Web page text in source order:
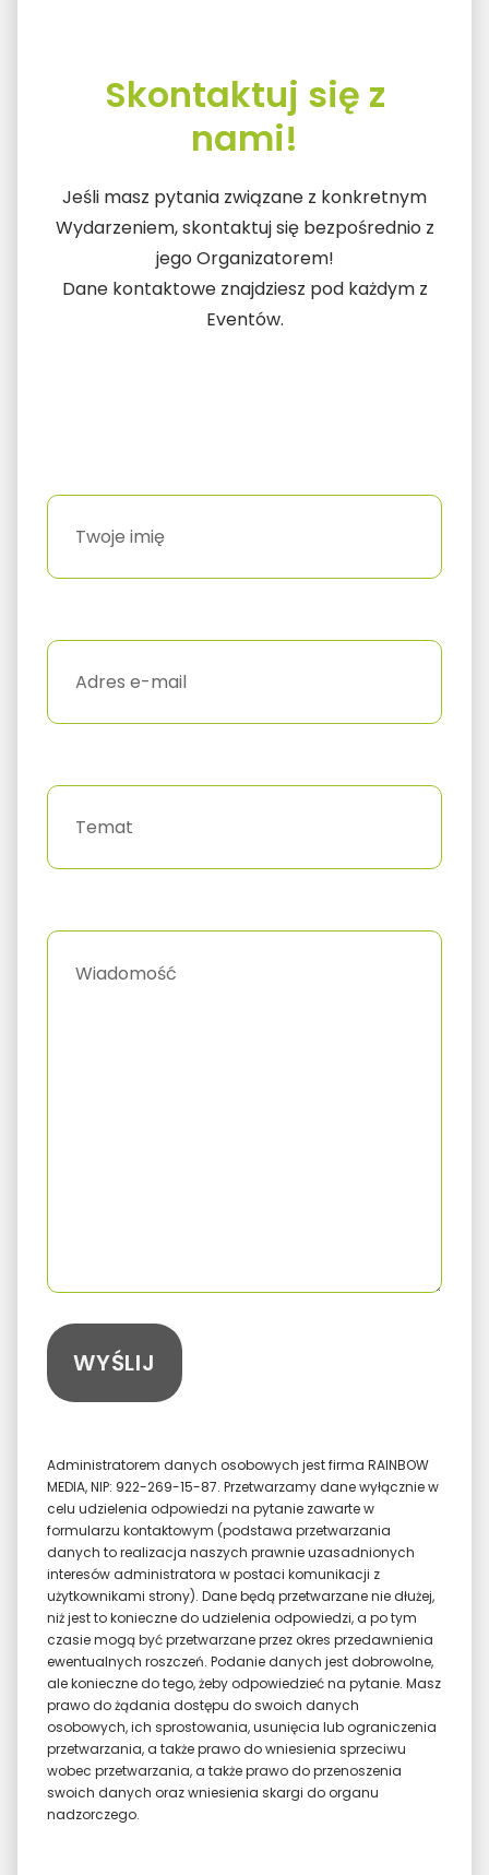
Skontaktuj się z
nami!
Jeśli masz pytania związane z konkretnym
Wydarzeniem, skontaktuj się bezpośrednio z
jego Organizatorem!
Dane kontaktowe znajdziesz pod każdym z
Eventów.
Administratorem danych osobowych jest firma RAINBOW
MEDIA, NIP: 922-269-15-87. Przetwarzamy dane wyłącznie w
celu udzielenia odpowiedzi na pytanie zawarte w
formularzu kontaktowym (podstawa przetwarzania
danych to realizacja naszych prawnie uzasadnionych
interesów administratora w postaci komunikacji z
użytkownikami strony). Dane będą przetwarzane nie dłużej,
niż jest to konieczne do udzielenia odpowiedzi, a po tym
czasie mogą być przetwarzane przez okres przedawnienia
ewentualnych roszczeń. Podanie danych jest dobrowolne,
ale konieczne do tego, żeby odpowiedzieć na pytanie. Masz
prawo do żądania dostępu do swoich danych
osobowych, ich sprostowania, usunięcia lub ograniczenia
przetwarzania, a także prawo do wniesienia sprzeciwu
wobec przetwarzania, a także prawo do przenoszenia
swoich danych oraz wniesienia skargi do organu
nadzorczego.